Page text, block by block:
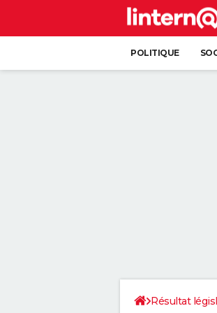
POLITIQUE
Résultat